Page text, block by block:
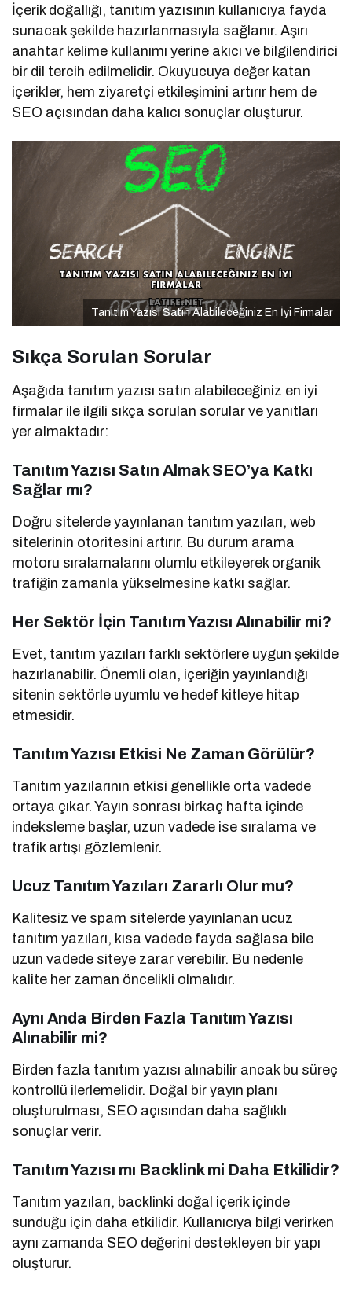
İçerik doğallığı, tanıtım yazısının kullanıcıya fayda
sunacak şekilde hazırlanmasıyla sağlanır. Aşırı
anahtar kelime kullanımı yerine akıcı ve bilgilendirici
bir dil tercih edilmelidir. Okuyucuya değer katan
içerikler, hem ziyaretçi etkileşimini artırır hem de
SEO açısından daha kalıcı sonuçlar oluşturur.
Tanıtım Yazısı Satın Alabileceğiniz En İyi Firmalar
Sıkça Sorulan Sorular
Aşağıda tanıtım yazısı satın alabileceğiniz en iyi
firmalar ile ilgili sıkça sorulan sorular ve yanıtları
yer almaktadır:
Tanıtım Yazısı Satın Almak SEO’ya Katkı
Sağlar mı?
Doğru sitelerde yayınlanan tanıtım yazıları, web
sitelerinin otoritesini artırır. Bu durum arama
motoru sıralamalarını olumlu etkileyerek organik
trafiğin zamanla yükselmesine katkı sağlar.
Her Sektör İçin Tanıtım Yazısı Alınabilir mi?
Evet, tanıtım yazıları farklı sektörlere uygun şekilde
hazırlanabilir. Önemli olan, içeriğin yayınlandığı
sitenin sektörle uyumlu ve hedef kitleye hitap
etmesidir.
Tanıtım Yazısı Etkisi Ne Zaman Görülür?
Tanıtım yazılarının etkisi genellikle orta vadede
ortaya çıkar. Yayın sonrası birkaç hafta içinde
indeksleme başlar, uzun vadede ise sıralama ve
trafik artışı gözlemlenir.
Ucuz Tanıtım Yazıları Zararlı Olur mu?
Kalitesiz ve spam sitelerde yayınlanan ucuz
tanıtım yazıları, kısa vadede fayda sağlasa bile
uzun vadede siteye zarar verebilir. Bu nedenle
kalite her zaman öncelikli olmalıdır.
Aynı Anda Birden Fazla Tanıtım Yazısı
Alınabilir mi?
Birden fazla tanıtım yazısı alınabilir ancak bu süreç
kontrollü ilerlemelidir. Doğal bir yayın planı
oluşturulması, SEO açısından daha sağlıklı
sonuçlar verir.
Tanıtım Yazısı mı Backlink mi Daha Etkilidir?
Tanıtım yazıları, backlinki doğal içerik içinde
sunduğu için daha etkilidir. Kullanıcıya bilgi verirken
aynı zamanda SEO değerini destekleyen bir yapı
oluşturur.